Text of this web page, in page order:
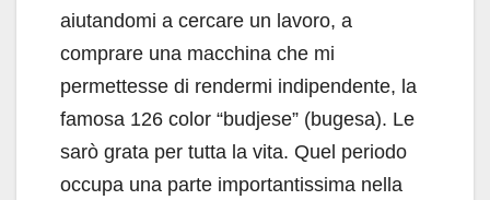
aiutandomi a cercare un lavoro, a
comprare una macchina che mi
permettesse di rendermi indipendente, la
famosa 126 color “budjese” (bugesa). Le
sarò grata per tutta la vita. Quel periodo
occupa una parte importantissima nella